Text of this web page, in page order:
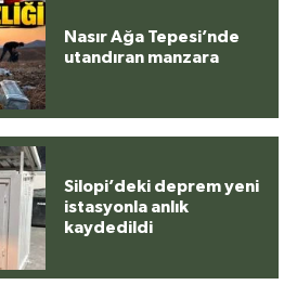
Nasır Ağa Tepesi’nde
utandıran manzara
Silopi’deki deprem yeni
istasyonla anlık
kaydedildi